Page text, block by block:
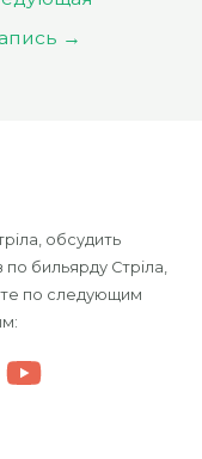
→
обсудить
бильярду Стріла,
по следующим